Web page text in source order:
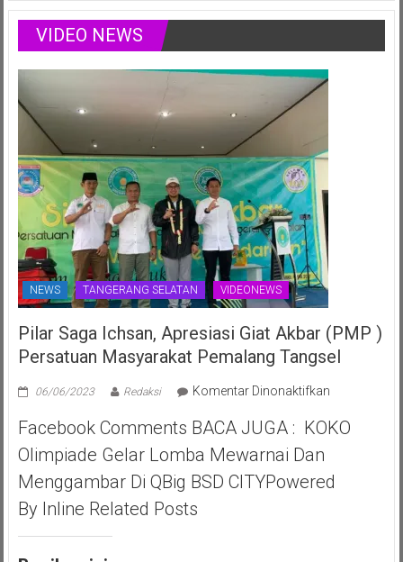
Ajang
Juli
Setiono
Rayakan
Tahun
VIDEO NEWS
NEWS TANGERANG SELATAN VIDEONEWS
Pilar Saga Ichsan, Apresiasi Giat Akbar (PMP )
Persatuan Masyarakat Pemalang Tangsel
06/06/2023 Redaksi Komentar Dinonaktifkanpada
Saga
Giat
Facebook Comments BACA JUGA : KOKO
Olimpiade Gelar Lomba Mewarnai Dan
Menggambar Di QBig BSD CITYPowered
By Inline Related Posts